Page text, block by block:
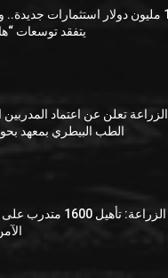
100 مليون دولار استثمارات
يتفقد توسعات
الزراعة تعلن عن اعتماد المدربين
الطب البيطري بمعهد
الزراعة: تأهيل 1600